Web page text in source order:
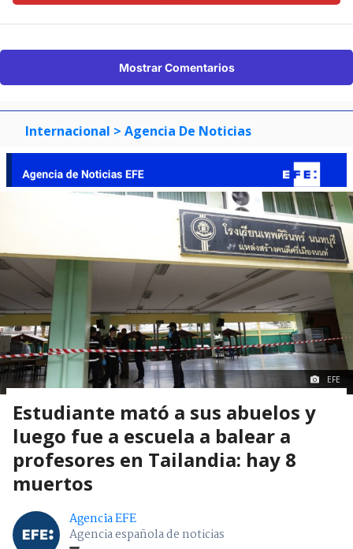
Mostrar Comentarios
Internacional > Agencia De Noticias
EFE
Estudiante mató a sus abuelos y
luego fue a escuela a balear a
profesores en Tailandia: hay 8
muertos
Agencia EFE
Agencia española de noticias